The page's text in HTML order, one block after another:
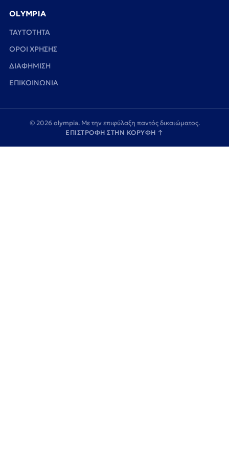
OLYMPIA
TAYTOTHTA
ΟΡΟΙ ΧΡΗΣΗΣ
ΔΙΑΦΗΜΙΣΗ
ΕΠΙΚΟΙΝΩΝΙΑ
© 2026 olympia. Με την επιφύλαξη παντός δικαιώματος.
ΕΠΙΣΤΡΟΦΗ ΣΤΗΝ ΚΟΡΥΦΗ ↑